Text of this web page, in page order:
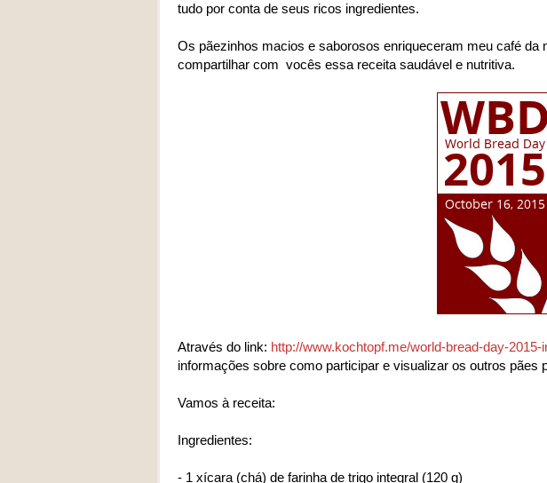
tudo por conta de seus ricos ingredientes.
Os pãezinhos macios e saborosos enriqueceram meu café da
compartilhar com vocês essa receita saudável e nutritiva.
Através do link: http://www.kochtopf.me/world-bread-day-2015-
informações sobre como participar e visualizar os outros pães
Vamos à receita:
Ingredientes:
- 1 xícara (chá) de farinha de trigo integral (120 g)